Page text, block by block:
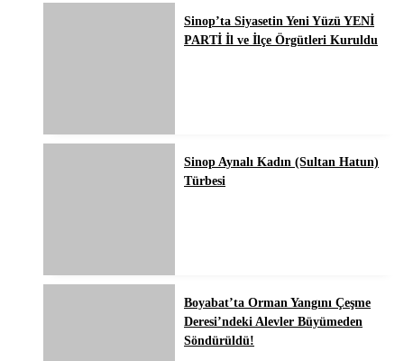
Sinop’ta Siyasetin Yeni Yüzü YENİ
PARTİ İl ve İlçe Örgütleri Kuruldu
Sinop Aynalı Kadın (Sultan Hatun)
Türbesi
Boyabat’ta Orman Yangını Çeşme
Deresi’ndeki Alevler Büyümeden
Söndürüldü!